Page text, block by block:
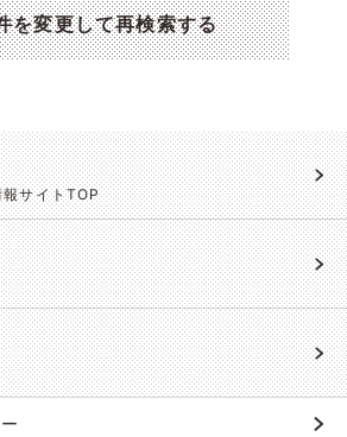
を変更して再検索する
サイトTOP